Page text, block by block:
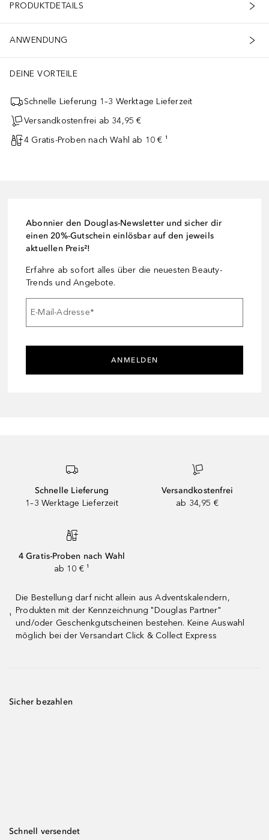
PRODUKTDETAILS
ANWENDUNG
DEINE VORTEILE
Schnelle Lieferung 1–3 Werktage Lieferzeit
Versandkostenfrei ab 34,95 €
4 Gratis-Proben nach Wahl ab 10 € ¹
Abonnier den Douglas-Newsletter und sicher dir
einen 20%-Gutschein einlösbar auf den jeweils
aktuellen Preis²!
Erfahre ab sofort alles über die neuesten Beauty-
Trends und Angebote.
E-Mail-Adresse*
ANMELDEN
Schnelle Lieferung
1–3 Werktage Lieferzeit
Versandkostenfrei
ab 34,95 €
4 Gratis-Proben nach Wahl
ab 10 € ¹
¹
Die Bestellung darf nicht allein aus Adventskalendern,
Produkten mit der Kennzeichnung "Douglas Partner"
und/oder Geschenkgutscheinen bestehen. Keine Auswahl
möglich bei der Versandart Click & Collect Express
Sicher bezahlen
Schnell versendet